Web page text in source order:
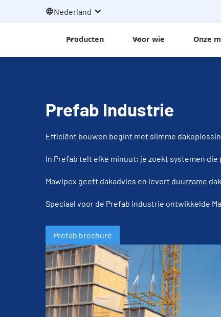
Nederland
Producten Voor wie Onze
Prefab Industrie
Efficiënt bouwen begint met slimme
In Prefab telt elke minuut; je zoekt systemen die
Mawipex geeft dakadvies en levert duurzame
Speciaal voor de Prefab industrie
Prefab brochure